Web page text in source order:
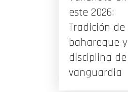
este 2026:
Tradición de
bahareque y
disciplina de
vanguardia